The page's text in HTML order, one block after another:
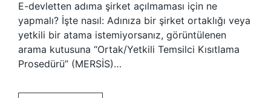
E-devletten adıma şirket açılmaması için ne
yapmalı? İşte nasıl: Adınıza bir şirket ortaklığı veya
yetkili bir atama istemiyorsanız, görüntülenen
arama kutusuna “Ortak/Yetkili Temsilci Kısıtlama
Prosedürü” (MERSİS)…